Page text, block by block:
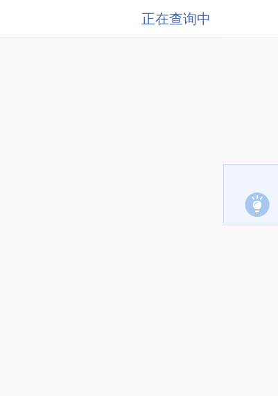
正在查询中